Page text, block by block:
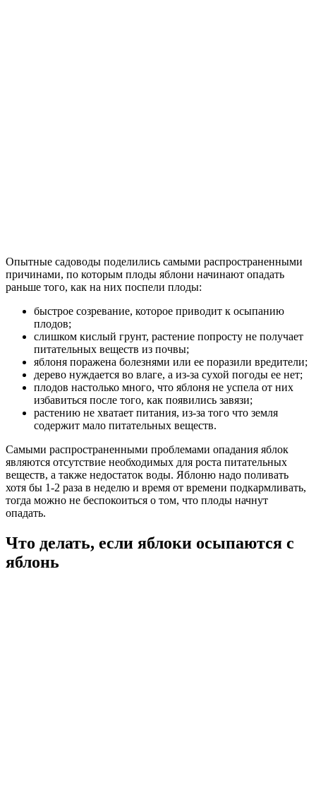
Опытные садоводы поделились самыми распространенными
причинами, по которым плоды яблони начинают опадать
раньше того, как на них поспели плоды:
быстрое созревание, которое приводит к осыпанию
плодов;
слишком кислый грунт, растение попросту не получает
питательных веществ из почвы;
яблоня поражена болезнями или ее поразили вредители;
дерево нуждается во влаге, а из-за сухой погоды ее нет;
плодов настолько много, что яблоня не успела от них
избавиться после того, как появились завязи;
растению не хватает питания, из-за того что земля
содержит мало питательных веществ.
Самыми распространенными проблемами опадания яблок
являются отсутствие необходимых для роста питательных
веществ, а также недостаток воды. Яблоню надо поливать
хотя бы 1-2 раза в неделю и время от времени подкармливать,
тогда можно не беспокоиться о том, что плоды начнут
опадать.
Что делать, если яблоки осыпаются с
яблонь